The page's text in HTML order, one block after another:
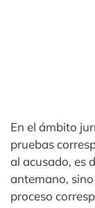
En el ámbito
pruebas
al acusado, es
antemano,
proceso